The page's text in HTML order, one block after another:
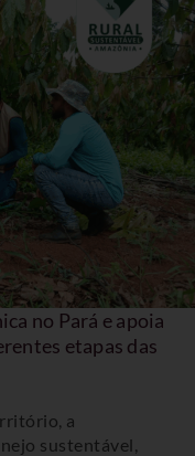
no Pará e apoia
etapas das
a
sustentável,